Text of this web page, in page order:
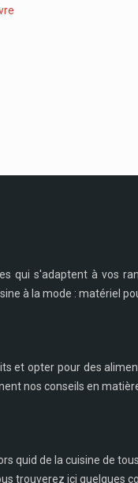
qui s'adaptent à vos
à la mode : matériel
et opter pour des
nos conseils en
quid de la cuisine de
trouverez ici quelques